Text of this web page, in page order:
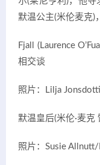
默温公主(米伦麦克)，
Fjall (Laurence
相交谈
照片：Lilja
默温皇后(米伦·麦克
照片：Susie